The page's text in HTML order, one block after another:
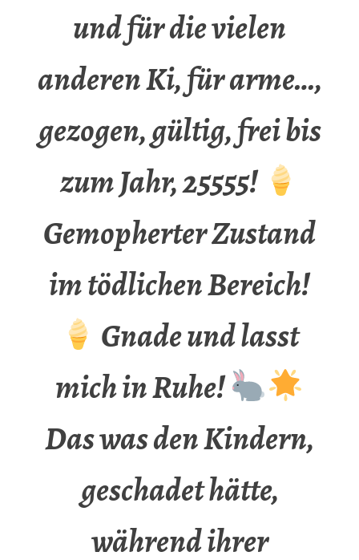
und für die vielen
anderen Ki, für arme…,
gezogen, gültig, frei bis
zum Jahr, 25555!
Gemopherter Zustand
im tödlichen Bereich!
Gnade und lasst
mich in Ruhe!
Das was den Kindern,
geschadet hätte,
während ihrer